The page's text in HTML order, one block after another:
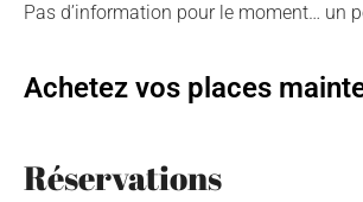
Pas d’information pour le moment… un
Achetez vos places
Réservations